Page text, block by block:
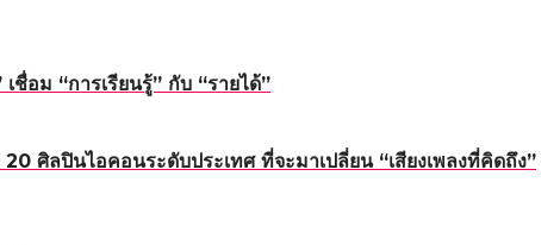
อม “การเรียนรู้” กับ “รายได้”
ลปินไอคอนระดับประเทศ ที่จะมาเปลี่ยน “เสียงเพลงที่คิดถึง”